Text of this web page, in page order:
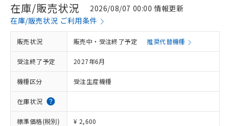
在庫/販売状況
2026/08/07 00:00 情報更新
在庫/販売状況 ご利用条件
販売状況 販売中・受注終了予定 推奨代替機種
受注終了予定 2027年6月
機種区分 受注生産機種
在庫状況
標準価格(税別) ¥ 2,600